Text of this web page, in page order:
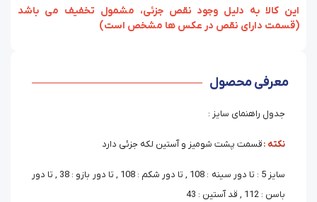
‏‫این کالا به دلیل وجود نقص جزئی، مشمول تخفیف می باشد
(قسمت دارای نقص در عکس ها مشخص است)
معرفی محصول
جدول راهنمای سایز :
نکته :قسمت پشت شومیز و آستین لکه جزئی دارد
سایز 5 : تا دور سینه : 108 , تا دور شکم : 108 , تا دور بازو : 38 , تا دور
باسن : 112 , قد آستین : 43